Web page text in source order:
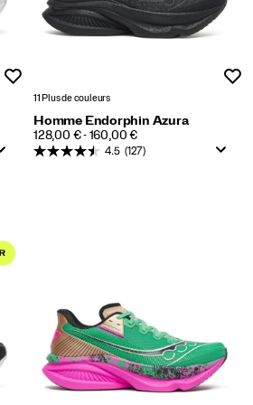
11 Plus de couleurs
Homme Endorphin Azura
PRICE
128,00 € - 160,00 €
4.5 (127)